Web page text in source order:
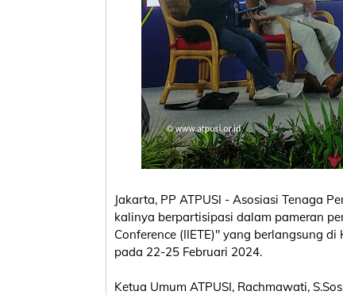
Jakarta, PP ATPUSI - Asosiasi Tenaga
kalinya berpartisipasi dalam pameran
Conference (IIETE)" yang berlangsung
pada 22-25 Februari 2024.
Ketua Umum ATPUSI, Rachmawati,